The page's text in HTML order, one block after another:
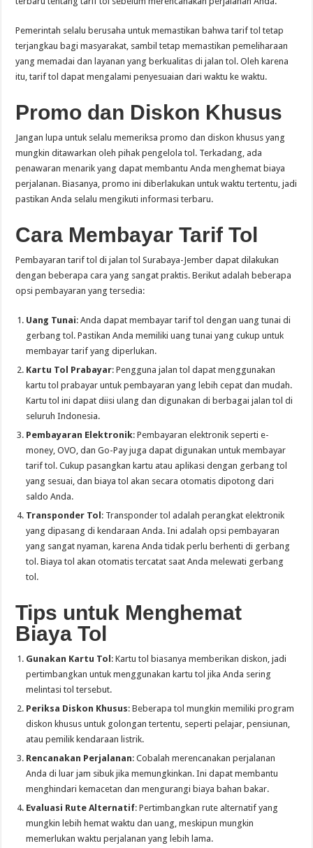
Pemerintah selalu berusaha untuk memastikan bahwa tarif tol tetap
terjangkau bagi masyarakat, sambil tetap memastikan pemeliharaan
yang memadai dan layanan yang berkualitas di jalan tol. Oleh karena
itu, tarif tol dapat mengalami penyesuaian dari waktu ke waktu.
Promo dan Diskon Khusus
Jangan lupa untuk selalu memeriksa promo dan diskon khusus yang
mungkin ditawarkan oleh pihak pengelola tol. Terkadang, ada
penawaran menarik yang dapat membantu Anda menghemat biaya
perjalanan. Biasanya, promo ini diberlakukan untuk waktu tertentu, jadi
pastikan Anda selalu mengikuti informasi terbaru.
Cara Membayar Tarif Tol
Pembayaran tarif tol di jalan tol Surabaya-Jember dapat dilakukan
dengan beberapa cara yang sangat praktis. Berikut adalah beberapa
opsi pembayaran yang tersedia:
Uang Tunai: Anda dapat membayar tarif tol dengan uang tunai di
gerbang tol. Pastikan Anda memiliki uang tunai yang cukup untuk
membayar tarif yang diperlukan.
Kartu Tol Prabayar: Pengguna jalan tol dapat menggunakan
kartu tol prabayar untuk pembayaran yang lebih cepat dan mudah.
Kartu tol ini dapat diisi ulang dan digunakan di berbagai jalan tol di
seluruh Indonesia.
Pembayaran Elektronik: Pembayaran elektronik seperti e-
money, OVO, dan Go-Pay juga dapat digunakan untuk membayar
tarif tol. Cukup pasangkan kartu atau aplikasi dengan gerbang tol
yang sesuai, dan biaya tol akan secara otomatis dipotong dari
saldo Anda.
Transponder Tol : Transponder tol adalah perangkat elektronik
yang dipasang di kendaraan Anda. Ini adalah opsi pembayaran
yang sangat nyaman, karena Anda tidak perlu berhenti di gerbang
tol. Biaya tol akan otomatis tercatat saat Anda melewati gerbang
tol.
Tips untuk Menghemat
Biaya Tol
Gunakan Kartu Tol : Kartu tol biasanya memberikan diskon, jadi
pertimbangkan untuk menggunakan kartu tol jika Anda sering
melintasi tol tersebut.
Periksa Diskon Khusus: Beberapa tol mungkin memiliki program
diskon khusus untuk golongan tertentu, seperti pelajar, pensiunan,
atau pemilik kendaraan listrik.
Rencanakan Perjalanan: Cobalah merencanakan perjalanan
Anda di luar jam sibuk jika memungkinkan. Ini dapat membantu
menghindari kemacetan dan mengurangi biaya bahan bakar.
Evaluasi Rute Alternatif: Pertimbangkan rute alternatif yang
mungkin lebih hemat waktu dan uang, meskipun mungkin
memerlukan waktu perjalanan yang lebih lama.